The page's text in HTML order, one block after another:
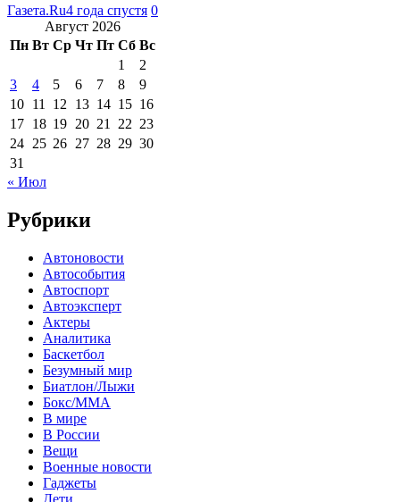
Газета.Ru4 года спустя 0
Август 2026
Пн Вт Ср Чт Пт Сб Вс
1
2
3
4 5 6 7 8
9
10 11 12 13 14 15 16
17 18 19 20 21 22 23
24 25 26 27 28 29 30
31
« Июл
Рубрики
Автоновости
Автособытия
Автоспорт
Автоэксперт
Актеры
Аналитика
Баскетбол
Безумный мир
Биатлон/Лыжи
Бокс/MMA
В мире
В России
Вещи
Военные новости
Гаджеты
Дети